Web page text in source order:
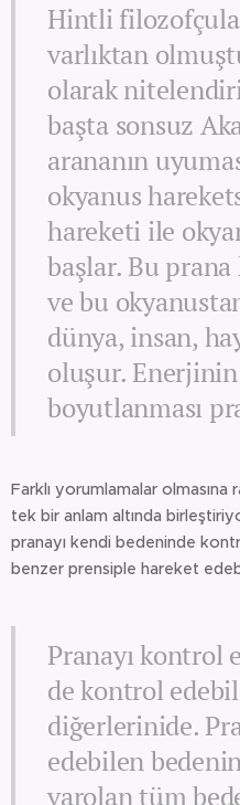
Hintli
varlıktan
olarak
başta sonsuz
arananın
okyanus
hareketi ile
başlar. Bu
ve bu
dünya, insan,
oluşur.
boyutlanması
Farklı yorumlamalar olmasına
tek bir anlam altında
pranayı kendi bedeninde
benzer prensiple hareket
Pranayı kontrol
de kontrol
diğerlerinide.
edebilen
varolan tüm